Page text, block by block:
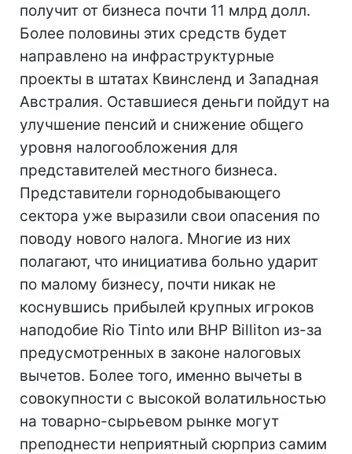
получит от бизнеса почти 11 млрд долл.
Более половины этих средств будет
направлено на инфраструктурные
проекты в штатах Квинсленд и Западная
Австралия. Оставшиеся деньги пойдут на
улучшение пенсий и снижение общего
уровня налогообложения для
представителей местного бизнеса.
Представители горнодобывающего
сектора уже выразили свои опасения по
поводу нового налога. Многие из них
полагают, что инициатива больно ударит
по малому бизнесу, почти никак не
коснувшись прибылей крупных игроков
наподобие Rio Tinto или BHP Billiton из-за
предусмотренных в законе налоговых
вычетов. Более того, именно вычеты в
совокупности с высокой волатильностью
на товарно-сырьевом рынке могут
преподнести неприятный сюрприз самим